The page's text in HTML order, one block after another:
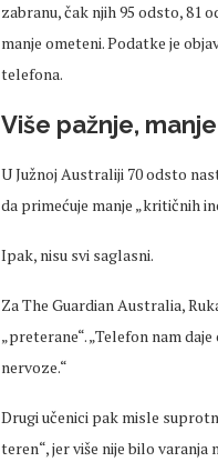
zabranu, čak njih 95 odsto, 81
manje ometeni. Podatke je
telefona.
Više pažnje,
U Južnoj Australiji 70 odsto
da primećuje manje „kritičnih
Ipak, nisu svi saglasni.
Za The Guardian Australia,
„preterane“. „Telefon nam daje
nervoze.“
Drugi učenici pak misle
teren“, jer više nije bilo varanja